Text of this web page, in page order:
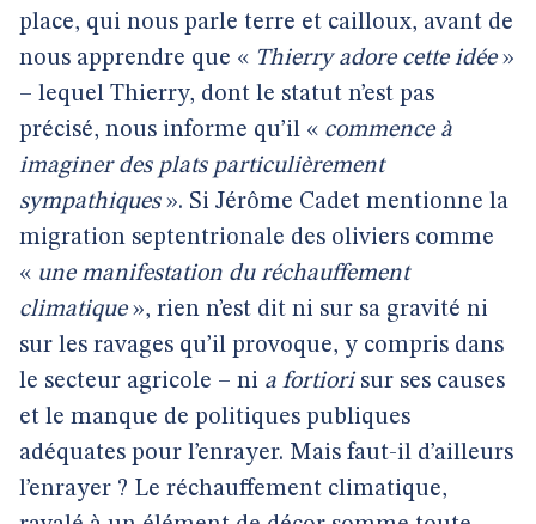
place, qui nous parle terre et cailloux, avant de
nous apprendre que « Thierry adore cette idée»
– lequel Thierry, dont le statut n’est pas
précisé, nous informe qu’il « commence à
imaginer des plats particulièrement
sympathiques». Si Jérôme Cadet mentionne la
migration septentrionale des oliviers comme
« une manifestation du réchauffement
climatique», rien n’est dit ni sur sa gravité ni
sur les ravages qu’il provoque, y compris dans
le secteur agricole – ni a fortiorisur ses causes
et le manque de politiques publiques
adéquates pour l’enrayer. Mais faut-il d’ailleurs
l’enrayer ? Le réchauffement climatique,